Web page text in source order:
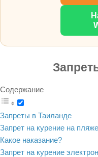
Содержание
Запреты в Таиланде
Запрет на курение на
Какое наказание?
Запрет на курение